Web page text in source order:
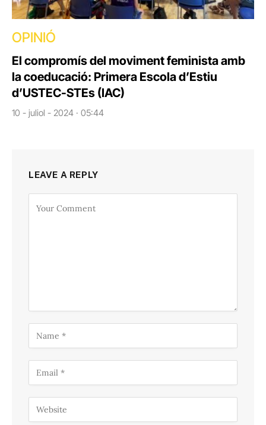
OPINIÓ
El compromís del moviment feminista amb
la coeducació: Primera Escola d’Estiu
d’USTEC-STEs (IAC)
10 - juliol - 2024 · 05:44
LEAVE A REPLY